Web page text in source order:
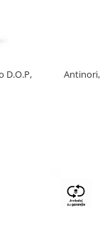
D.O.P,